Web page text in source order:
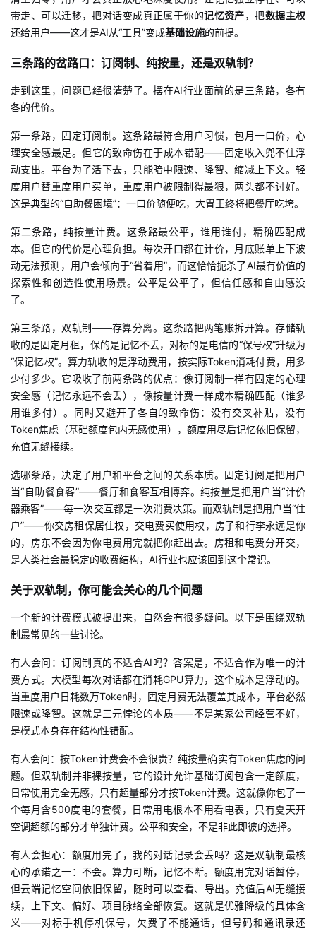
带走、可以迁移，把对话变成真正属于你的记忆资产，把数据主权
还给用户——这才是AI从“工具”变成基础设施的前提。
三条路的岔路口：订阅制、纯按量，还是双轨制？
走到这里，问题已经很清楚了。摆在AI行业面前的是三条路，各有
各的代价。
第一条路，固定订阅制。这条路最符合用户习惯，包月一口价，心
理安全感最足。但它的致命伤在于成本错配——固定收入兜不住浮
动支出。平台为了活下去，只能暗中限速、降智、缩减上下文。轻
度用户替重度用户买单，重度用户被限制得最狠，两头都不讨好。
这是典型的“自助餐困境”：一口价随便吃，大胃王终将把餐厅吃垮。
第二条路，纯按量计费。这条路最公平，谁用谁付，精确匹配成
本。但它的代价是心理负担。每次开口都在计价，月底账单上下波
动无法预测，用户会倾向于“省着用”，而这恰恰扼杀了AI最有价值的
探索性和创造性使用场景。公平是公平了，但信任感和自由感没
了。
第三条路，双轨制——存算分离。这条路把两笔账拆开算。存储轨
收的是固定月租，保的是记忆不丢，对标的是电信的“保号权”升级为
“保记忆权”。算力轨收的是浮动费用，按实际Token消耗付费，用多
少付多少。它吸收了前两条路的优点：像订阅制一样有固定的心理
安全感（记忆永远不会丢），像按量计费一样成本精确匹配（谁多
用谁多付）。同时又避开了各自的致命伤：没有交叉补贴，没有
Token焦虑（基础额度包内无感使用），额度用尽后记忆依旧保留，
充值无缝接续。
选哪条路，决定了用户和平台之间的关系本质。固定订阅是把用户
当“自助餐食客”——餐厅和食客互相博弈。纯按量是把用户当“计价
器乘客”——每一次交互都是一次消费决策。而双轨制是把用户当“住
户”——你交房租保居住权，交电费买使用权，房子和行李永远是你
的，房东不会因为你电费用完就把你赶出去。房租和电费分开交，
是人类社会最稳定的收费结构，AI行业也应该回到这个常识。
关于双轨制，你可能会关心的几个问题
一个新的计费模式被提出来，自然会有很多疑问。以下是围绕双轨
制最常见的一些讨论。
有人会问：订阅制真的不适合AI吗？答案是，不适合作为唯一的计
费方式。大模型每次对话都在消耗GPU算力，这个成本是浮动的。
当重度用户日耗数万Token时，固定月费无法覆盖其成本，平台必然
限速或降智。这就是三元悖论的本质——不是某家公司经营不好，
是模式本身存在结构性错配。
有人会问：按Token计费会不会很贵？纯按量确实有Token焦虑的问
题。但双轨制并非裸按量，它的设计允许基础订阅包含一定额度，
日常使用完全无感，只有超量部分才按Token计费。这就像你包了一
个每月含500度电的套餐，日常用电根本不用看电表，只有夏天开
空调超额的部分才单独计费。公平和安全，不是非此即彼的选择。
有人会担心：额度用完了，我的对话记录会丢吗？这是双轨制最核
心的承诺之一：不会。算力可断，记忆不断。额度用完对话暂停，
但云端记忆空间依旧保留，随时可以查看、导出。充值后AI无缝接
续，上下文、偏好、项目脉络全部恢复。这就是优雅降级的具体含
义——对标手机停机保号，欠费了不能通话，但号码和通讯录还